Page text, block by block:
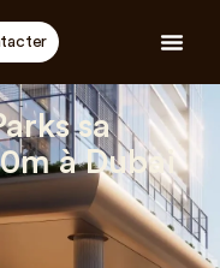
sa
à Dubai